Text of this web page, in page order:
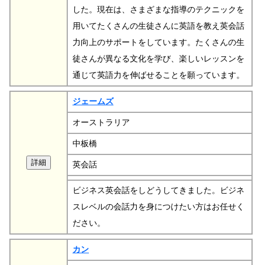
した。現在は、さまざまな指導のテクニックを
用いてたくさんの生徒さんに英語を教え英会話
力向上のサポートをしています。たくさんの生
徒さんが異なる文化を学び、楽しいレッスンを
通じて英語力を伸ばせることを願っています。
ジェームズ
オーストラリア
中板橋
英会話
ビジネス英会話をしどうしてきました。ビジネ
スレベルの会話力を身につけたい方はお任せく
ださい。
カン